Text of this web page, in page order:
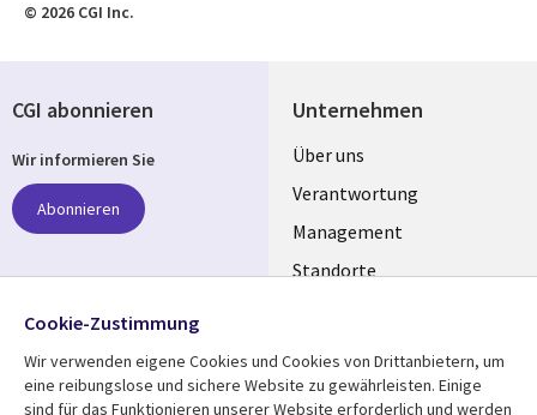
© 2026 CGI Inc.
Unternehmen
Useful
links
GERMANY
Über uns
Verantwortung
Management
Standorte
CGI abonnieren
Wir informieren Sie
Abonnieren
Folgen Sie uns
Social
Media
Cookie-Zustimmung
Wir verwenden eigene Cookies und Cookies von Drittanbietern, um
eine reibungslose und sichere Website zu gewährleisten. Einige
sind für das Funktionieren unserer Website erforderlich und werden